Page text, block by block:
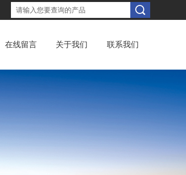
在线留言 关于我们 联系我们